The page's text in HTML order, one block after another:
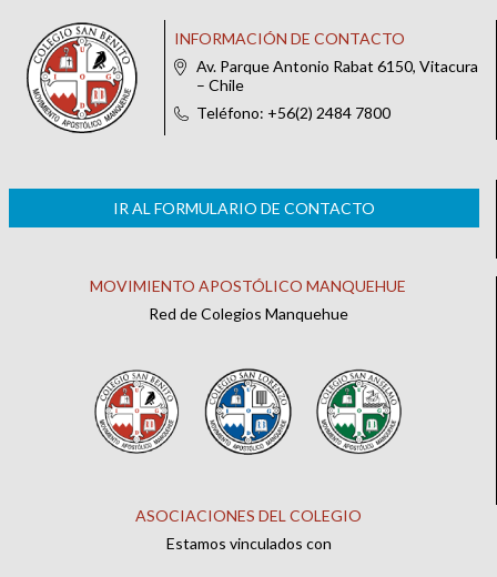
INFORMACIÓN DE CONTACTO
Av. Parque Antonio Rabat 6150, Vitacura
– Chile
Teléfono: +56(2) 2484 7800
IR AL FORMULARIO DE CONTACTO
MOVIMIENTO APOSTÓLICO MANQUEHUE
Red de Colegios Manquehue
ASOCIACIONES DEL COLEGIO
Estamos vinculados con